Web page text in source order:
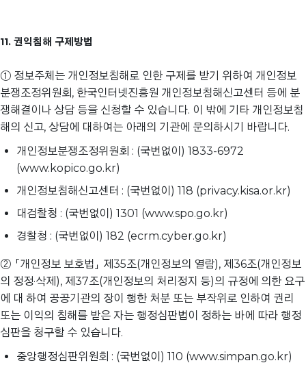
11. 권익침해 구제방법
① 정보주체는 개인정보침해로 인한 구제를 받기 위하여 개인정보
분쟁조정위원회, 한국인터넷진흥원 개인정보침해신고센터 등에 분
쟁해결이나 상담 등을 신청할 수 있습니다. 이 밖에 기타 개인정보침
해의 신고, 상담에 대하여는 아래의 기관에 문의하시기 바랍니다.
개인정보분쟁조정위원회 : (국번없이) 1833-6972
(www.kopico.go.kr)
개인정보침해신고센터 : (국번없이) 118 (privacy.kisa.or.kr)
대검찰청 : (국번없이) 1301 (www.spo.go.kr)
경찰청 : (국번없이) 182 (ecrm.cyber.go.kr)
② 「개인정보 보호법」 제35조(개인정보의 열람), 제36조(개인정보
의 정정·삭제), 제37조(개인정보의 처리정지 등)의 규정에 의한 요구
에 대 하여 공공기관의 장이 행한 처분 또는 부작위로 인하여 권리
또는 이익의 침해를 받은 자는 행정심판법이 정하는 바에 따라 행정
심판을 청구할 수 있습니다.
중앙행정심판위원회 : (국번없이) 110 (www.simpan.go.kr)